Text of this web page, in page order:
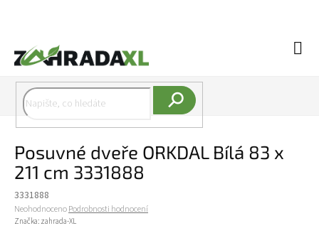
Posuvné dveře ORKDAL Bílá 83 x
211 cm 3331888
3331888
Průměrné hodnocení produktu je 0,0 z 5 hvězdiček.
NeohodnocenoPodrobnosti hodnocení
Značka: zahrada-XL